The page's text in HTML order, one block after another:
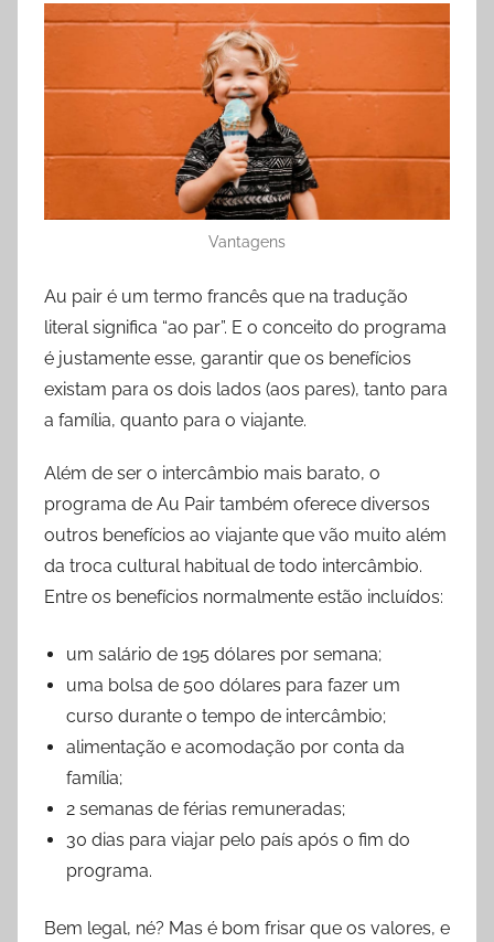
Vantagens
Au pair é um termo francês que na tradução
literal significa “ao par”. E o conceito do programa
é justamente esse, garantir que os benefícios
existam para os dois lados (aos pares), tanto para
a família, quanto para o viajante.
Além de ser o intercâmbio mais barato, o
programa de Au Pair também oferece diversos
outros benefícios ao viajante que vão muito além
da troca cultural habitual de todo intercâmbio.
Entre os benefícios normalmente estão incluídos:
um salário de 195 dólares por semana;
uma bolsa de 500 dólares para fazer um
curso durante o tempo de intercâmbio;
alimentação e acomodação por conta da
família;
2 semanas de férias remuneradas;
30 dias para viajar pelo país após o fim do
programa.
Bem legal, né? Mas é bom frisar que os valores, e